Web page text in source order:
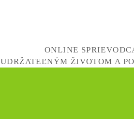
ONLINE
UDRŽATEĽNÝM ŽIVOTOM A